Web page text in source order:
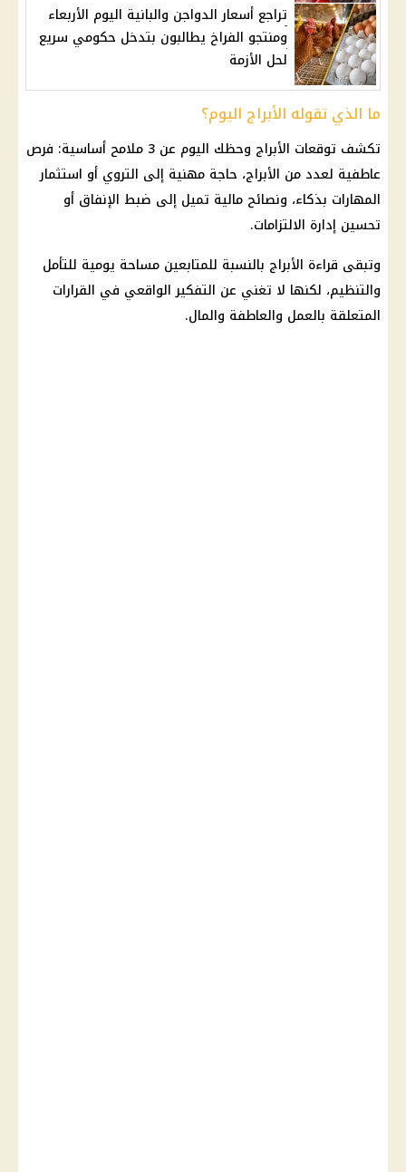
تراجع أسعار الدواجن والبانية اليوم الأربعاء
ومنتجو الفراخ يطالبون بتدخل حكومي سريع
لحل الأزمة
ما الذي تقوله الأبراج اليوم؟
تكشف توقعات الأبراج وحظك اليوم عن 3 ملامح أساسية: فرص
عاطفية لعدد من الأبراج، حاجة مهنية إلى التروي أو استثمار
المهارات بذكاء، ونصائح مالية تميل إلى ضبط الإنفاق أو
تحسين إدارة الالتزامات.
وتبقى قراءة الأبراج بالنسبة للمتابعين مساحة يومية للتأمل
والتنظيم، لكنها لا تغني عن التفكير الواقعي في القرارات
المتعلقة بالعمل والعاطفة والمال.